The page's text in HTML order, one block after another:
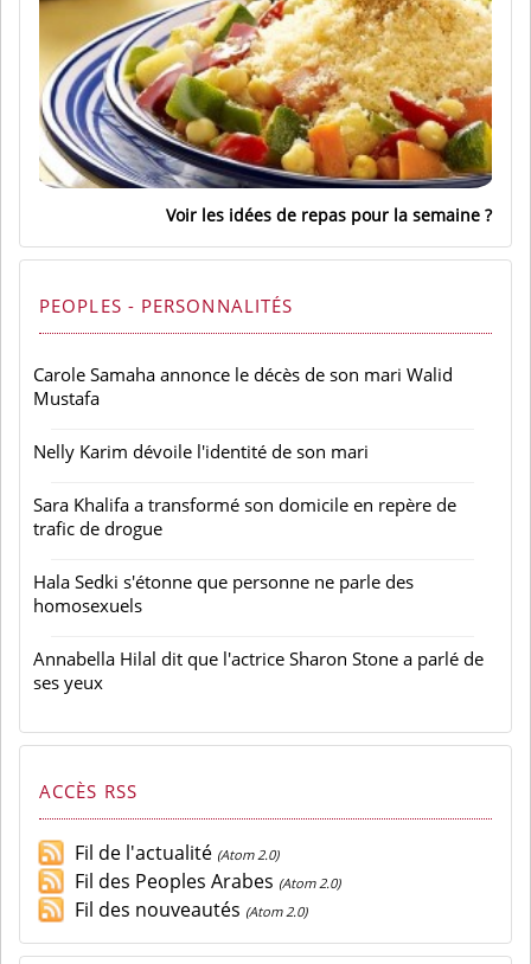
Voir les idées de repas pour la semaine
PEOPLES - PERSONNALITÉS
Carole Samaha annonce le décès de son mari Walid
Mustafa
Nelly Karim dévoile l'identité de son mari
Sara Khalifa a transformé son domicile en repère de
trafic de drogue
Hala Sedki s'étonne que personne ne parle des
homosexuels
Annabella Hilal dit que l'actrice Sharon Stone a parlé de
ses yeux
ACCÈS RSS
Fil de l'actualité (Atom 2.0)
Fil des Peoples Arabes (Atom 2.0)
Fil des nouveautés (Atom 2.0)